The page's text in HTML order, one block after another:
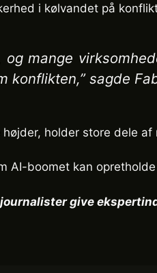
i kølvandet på
mange
sagde
holder store dele
boomet kan
journalister give